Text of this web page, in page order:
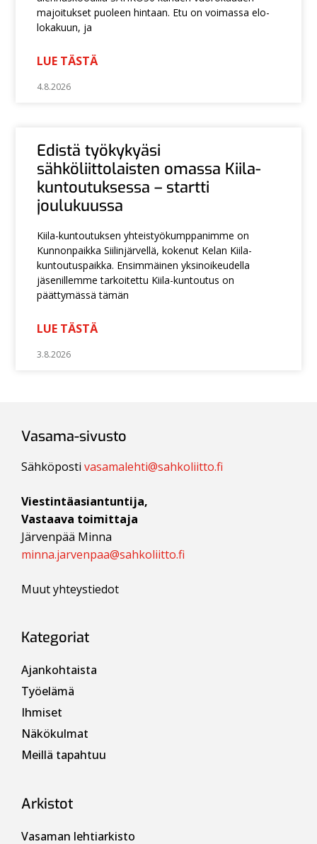
majoitukset puoleen hintaan. Etu on voimassa elo-
lokakuun, ja
LUE TÄSTÄ
4.8.2026
Edistä työkykyäsi
sähköliittolaisten omassa Kiila-
kuntoutuksessa – startti
joulukuussa
Kiila-kuntoutuksen yhteistyökumppanimme on
Kunnonpaikka Siilinjärvellä, kokenut Kelan Kiila-
kuntoutuspaikka. Ensimmäinen yksinoikeudella
jäsenillemme tarkoitettu Kiila-kuntoutus on
päättymässä tämän
LUE TÄSTÄ
3.8.2026
Vasama-sivusto
Sähköpostivasamalehti@sahkoliitto.fi
Viestintäasiantuntija,
Vastaava toimittaja
Järvenpää Minna
minna.jarvenpaa@sahkoliitto.fi
Muut yhteystiedot
Kategoriat
Ajankohtaista
Työelämä
Ihmiset
Näkökulmat
Meillä tapahtuu
Arkistot
Vasaman lehtiarkisto